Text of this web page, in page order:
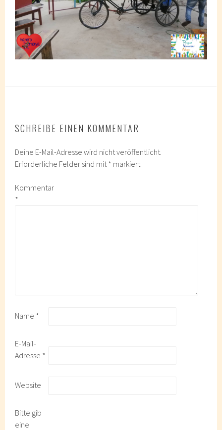
SCHREIBE EINEN KOMMENTAR
Deine E-Mail-Adresse wird nicht veröffentlicht.
Erforderliche Felder sind mit* markiert
Kommentar
*
Name *
E-Mail-
Adresse *
Website
Bitte gib
eine